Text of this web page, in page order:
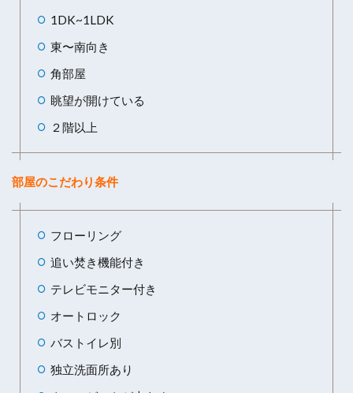
1DK~1LDK
東〜南向き
角部屋
眺望が開けている
２階以上
部屋のこだわり条件
フローリング
追い焚き機能付き
テレビモニター付き
オートロック
バストイレ別
独立洗面所あり